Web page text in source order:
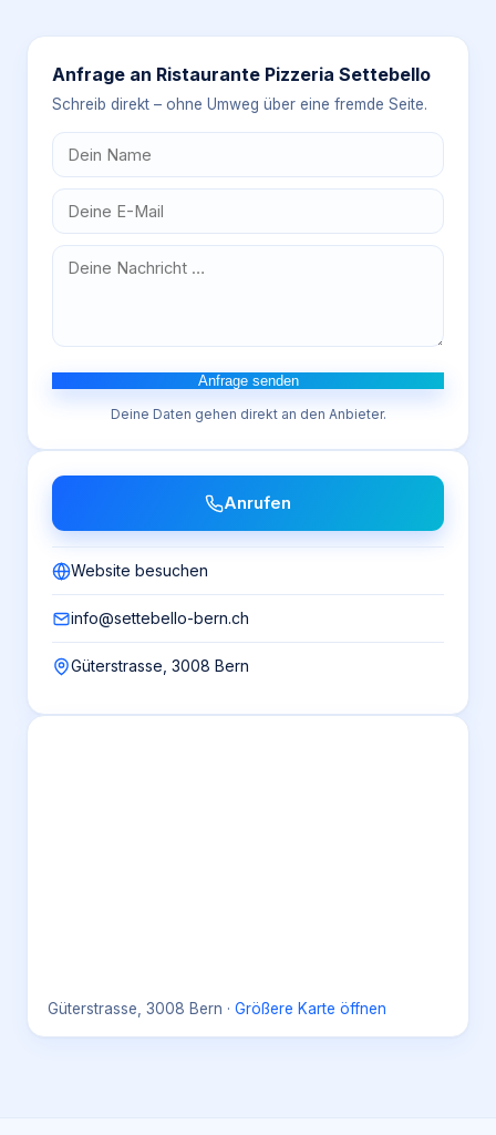
Anfrage an Ristaurante Pizzeria Settebello
Schreib direkt – ohne Umweg über eine fremde Seite.
Anfrage senden
Deine Daten gehen direkt an den Anbieter.
Anrufen
Website besuchen
info@settebello-bern.ch
Güterstrasse, 3008 Bern
Güterstrasse, 3008 Bern · Größere Karte öffnen